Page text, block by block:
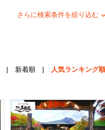
さらに検索条件を絞り込む
| 新着順 | 人気ランキング順